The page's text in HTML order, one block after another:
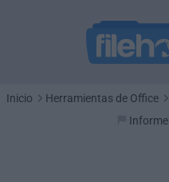
Inicio Herramientas de Office
Informe